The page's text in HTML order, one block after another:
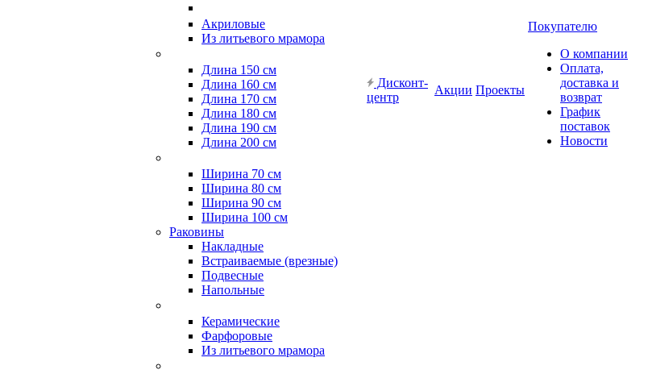
Акриловые
Из литьевого мрамора
Длина 150 см
Длина 160 см
Длина 170 см
Длина 180 см
Длина 190 см
Длина 200 см
Ширина 70 см
Ширина 80 см
Ширина 90 см
Ширина 100 см
Раковины
Накладные
Встраиваемые (врезные)
Подвесные
Напольные
Керамические
Фарфоровые
Из литьевого мрамора
Дисконт-
центр
Акции Проекты
Покупателю
О компании
Оплата,
доставка и
возврат
График
поставок
Новости